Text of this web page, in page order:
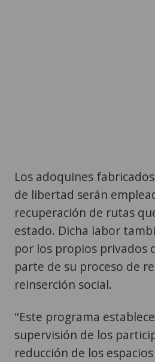
Los adoquines
de libertad serán
recuperación de rutas
estado. Dicha labor
por los propios privados
parte de su proceso de
reinserción social.
"Este programa
supervisión de los
reducción de los